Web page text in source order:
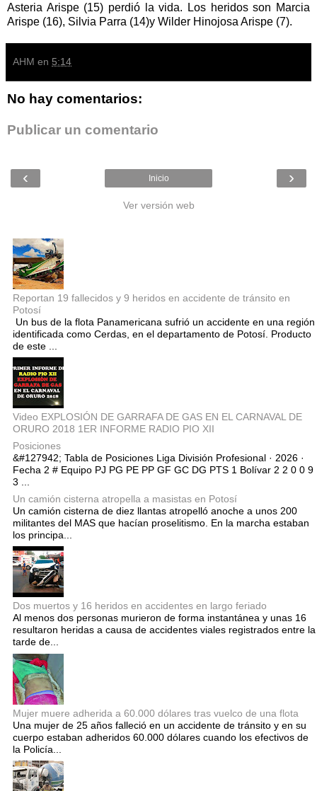
Asteria Arispe (15) perdió la vida. Los heridos son Marcia
Arispe (16), Silvia Parra (14)y Wilder Hinojosa Arispe (7).
AHM en 5:14
No hay comentarios:
Publicar un comentario
‹ ›
Inicio
Ver versión web
Reportan 19 fallecidos y 9 heridos en accidente de tránsito en
Potosí
Un bus de la flota Panamericana sufrió un accidente en una región
identificada como Cerdas, en el departamento de Potosí. Producto
de este ...
Video EXPLOSIÓN DE GARRAFA DE GAS EN EL CARNAVAL DE
ORURO 2018 1ER INFORME RADIO PIO XII
Posiciones
&#127942; Tabla de Posiciones Liga División Profesional · 2026 ·
Fecha 2 # Equipo PJ PG PE PP GF GC DG PTS 1 Bolívar 2 2 0 0 9
3 ...
Un camión cisterna atropella a masistas en Potosí
Un camión cisterna de diez llantas atropelló anoche a unos 200
militantes del MAS que hacían proselitismo. En la marcha estaban
los principa...
Dos muertos y 16 heridos en accidentes en largo feriado
Al menos dos personas murieron de forma instantánea y unas 16
resultaron heridas a causa de accidentes viales registrados entre la
tarde de...
Mujer muere adherida a 60.000 dólares tras vuelco de una flota
Una mujer de 25 años falleció en un accidente de tránsito y en su
cuerpo estaban adheridos 60.000 dólares cuando los efectivos de
la Policía...